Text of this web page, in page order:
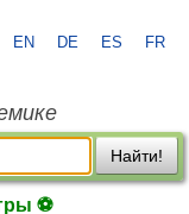
EN DE ES FR
Найти!
⚽